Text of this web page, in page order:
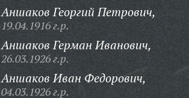
Аншаков Георгий Петрович,
19.04.1916 г.р.
Аншаков Герман Иванович,
26.03.1926 г.р.
Аншаков Иван Федорович,
04.03.1926 г.р.